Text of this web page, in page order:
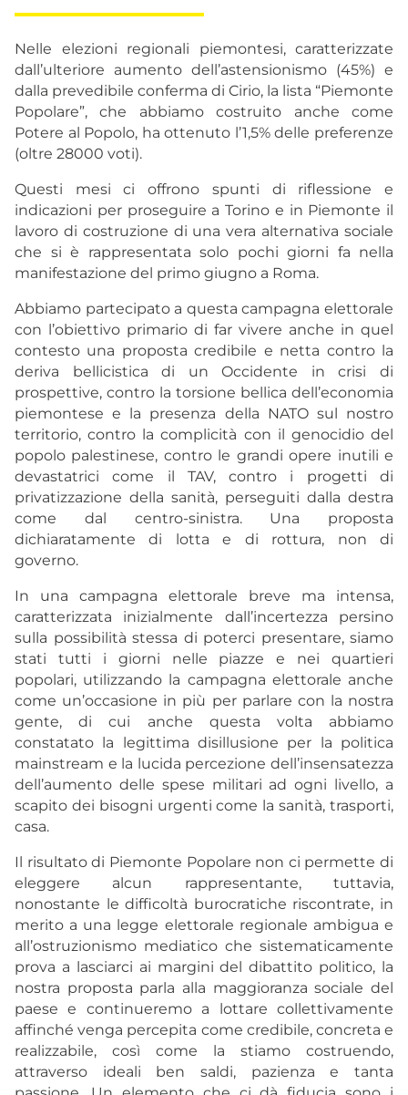
Nelle elezioni regionali piemontesi, caratterizzate
dall’ulteriore aumento dell’astensionismo (45%) e
dalla prevedibile conferma di Cirio, la lista “Piemonte
Popolare”, che abbiamo costruito anche come
Potere al Popolo, ha ottenuto l’1,5% delle preferenze
(oltre 28000 voti).
Questi mesi ci offrono spunti di riflessione e
indicazioni per proseguire a Torino e in Piemonte il
lavoro di costruzione di una vera alternativa sociale
che si è rappresentata solo pochi giorni fa nella
manifestazione del primo giugno a Roma.
Abbiamo partecipato a questa campagna elettorale
con l’obiettivo primario di far vivere anche in quel
contesto una proposta credibile e netta contro la
deriva bellicistica di un Occidente in crisi di
prospettive, contro la torsione bellica dell’economia
piemontese e la presenza della NATO sul nostro
territorio, contro la complicità con il genocidio del
popolo palestinese, contro le grandi opere inutili e
devastatrici come il TAV, contro i progetti di
privatizzazione della sanità, perseguiti dalla destra
come dal centro-sinistra. Una proposta
dichiaratamente di lotta e di rottura, non di
governo.
In una campagna elettorale breve ma intensa,
caratterizzata inizialmente dall’incertezza persino
sulla possibilità stessa di poterci presentare, siamo
stati tutti i giorni nelle piazze e nei quartieri
popolari, utilizzando la campagna elettorale anche
come un’occasione in più per parlare con la nostra
gente, di cui anche questa volta abbiamo
constatato la legittima disillusione per la politica
mainstream e la lucida percezione dell’insensatezza
dell’aumento delle spese militari ad ogni livello, a
scapito dei bisogni urgenti come la sanità, trasporti,
casa.
Il risultato di Piemonte Popolare non ci permette di
eleggere alcun rappresentante, tuttavia,
nonostante le difficoltà burocratiche riscontrate, in
merito a una legge elettorale regionale ambigua e
all’ostruzionismo mediatico che sistematicamente
prova a lasciarci ai margini del dibattito politico, la
nostra proposta parla alla maggioranza sociale del
paese e continueremo a lottare collettivamente
affinché venga percepita come credibile, concreta e
realizzabile, così come la stiamo costruendo,
attraverso ideali ben saldi, pazienza e tanta